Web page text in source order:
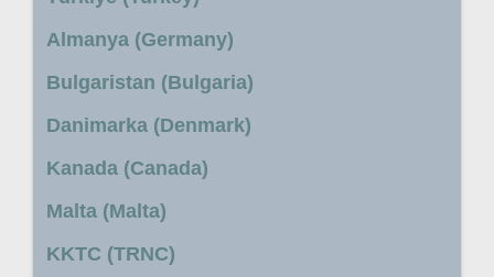
Almanya (Germany)
Bulgaristan (Bulgaria)
Danimarka (Denmark)
Kanada (Canada)
Malta (Malta)
KKTC (TRNC)